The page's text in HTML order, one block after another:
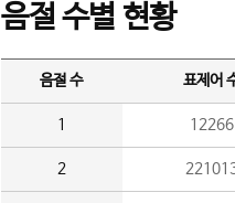
음절 수별 현황
음절 수 표제어
1 12266
2